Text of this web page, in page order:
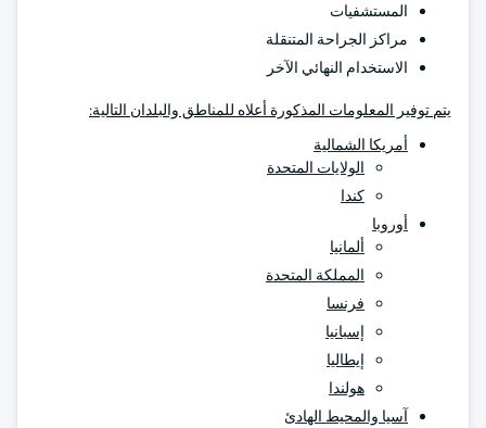
المستشفيات
مراكز الجراحة المتنقلة
الاستخدام النهائي الآخر
يتم توفير المعلومات المذكورة أعلاه للمناطق والبلدان التالية:
أمريكا الشمالية
الولايات المتحدة
كندا
أوروبا
ألمانيا
المملكة المتحدة
فرنسا
إسبانيا
إيطاليا
هولندا
آسيا والمحيط الهادئ